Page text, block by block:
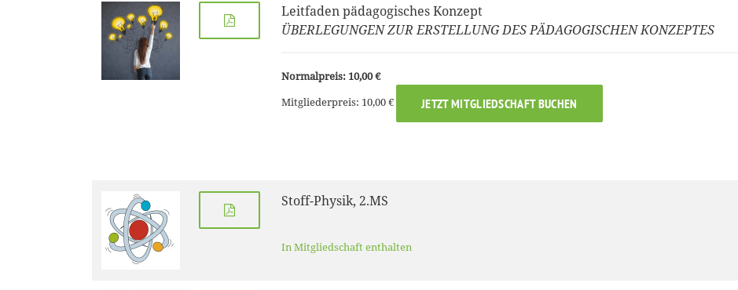
Leitfaden pädagogisches Konzept
ÜBERLEGUNGEN ZUR ERSTELLUNG DES PÄDAGOGISCHEN KONZEPTES
Normalpreis: 10,00 €
Mitgliederpreis: 10,00 €
JETZT MITGLIEDSCHAFT BUCHEN
Stoff-Physik, 2.MS
In Mitgliedschaft enthalten